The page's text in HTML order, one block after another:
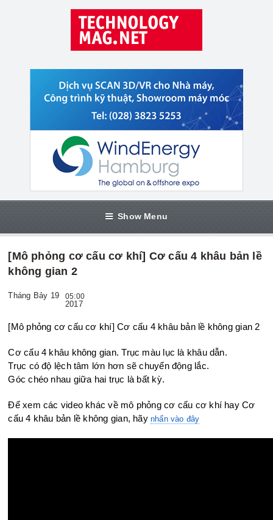
Show Menu
[Mô phỏng cơ cấu cơ khí] Cơ cấu 4 khâu bản lề
không gian 2
Tháng Bảy 19 05:00
2017
[Mô phỏng cơ cấu cơ khí] Cơ cấu 4 khâu bản lề không gian 2
Cơ cấu 4 khâu không gian. Trục màu lục là khâu dẫn.
Trục có độ lệch tâm lớn hơn sẽ chuyển động lắc.
Góc chéo nhau giữa hai trục là bất kỳ.
Để xem các video khác về mô phỏng cơ cấu cơ khí hay Cơ
cấu 4 khâu bản lề không gian, hãy nhấn vào đây